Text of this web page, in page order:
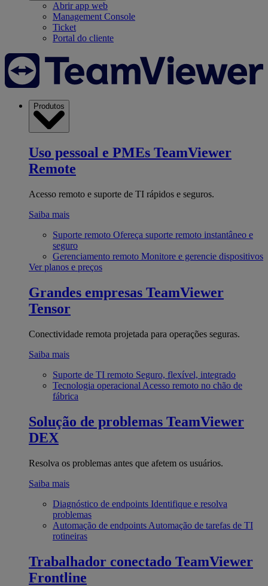
Abrir app web
Management Console
Ticket
Portal do cliente
Produtos
Uso pessoal e PMEs TeamViewer
Remote
Acesso remoto e suporte de TI rápidos e seguros.
Saiba mais
Suporte remoto Ofereça suporte remoto instantâneo e
seguro
Gerenciamento remoto Monitore e gerencie dispositivos
Ver planos e preços
Grandes empresas TeamViewer
Tensor
Conectividade remota projetada para operações seguras.
Saiba mais
Suporte de TI remoto Seguro, flexível, integrado
Tecnologia operacional Acesso remoto no chão de
fábrica
Solução de problemas TeamViewer
DEX
Resolva os problemas antes que afetem os usuários.
Saiba mais
Diagnóstico de endpoints Identifique e resolva
problemas
Automação de endpoints Automação de tarefas de TI
rotineiras
Trabalhador conectado TeamViewer
Frontline